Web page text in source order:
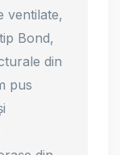
ventilate,
Bond,
din
pus